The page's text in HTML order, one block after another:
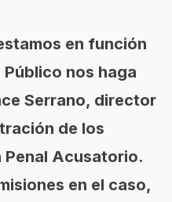
en función
nos haga
Serrano, director
de los
Penal Acusatorio.
en el caso,